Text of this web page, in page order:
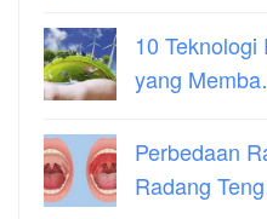
10
yang
Perbedaan
Radang